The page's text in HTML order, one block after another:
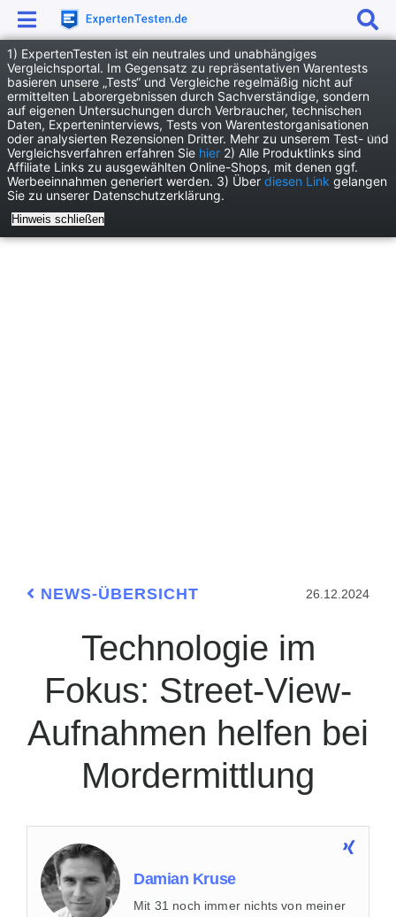
1) ExpertenTesten ist ein neutrales und unabhängiges
Vergleichsportal. Im Gegensatz zu repräsentativen Warentests
basieren unsere „Tests“ und Vergleiche regelmäßig nicht auf
ermittelten Laborergebnissen durch Sachverständige, sondern
auf eigenen Untersuchungen durch Verbraucher, technischen
Daten, Experteninterviews, Tests von Warentestorganisationen
oder analysierten Rezensionen Dritter. Mehr zu unserem Test- und
Vergleichsverfahren erfahren Sie hier 2) Alle Produktlinks sind
Affiliate Links zu ausgewählten Online-Shops, mit denen ggf.
Werbeeinnahmen generiert werden. 3) Über diesen Link gelangen
Sie zu unserer Datenschutzerklärung.
Hinweis schließen
News
Technik News
Technologie im Fokus: Street-View-Aufnahmen helfen bei Mordermittlung
NEWS-ÜBERSICHT 26.12.2024
Technologie im
Fokus: Street-View-
Aufnahmen helfen bei
Mordermittlung
Damian Kruse
Mit 31 noch immer nichts von meiner